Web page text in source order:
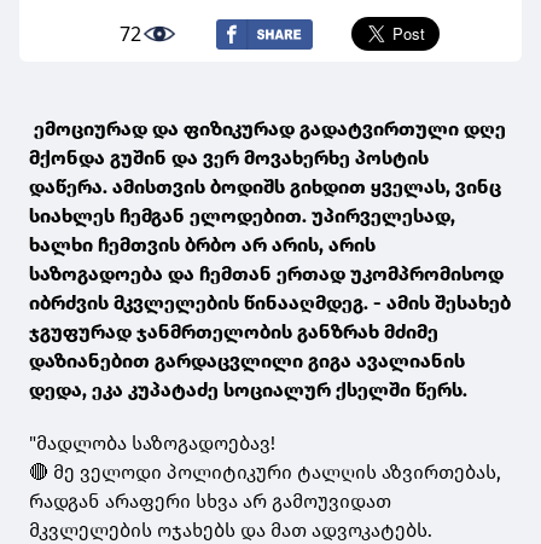
72
ემოციურად და ფიზიკურად გადატვირთული დღე
მქონდა გუშინ და ვერ მოვახერხე პოსტის
დაწერა. ამისთვის ბოდიშს გიხდით ყველას, ვინც
სიახლეს ჩემგან ელოდებით. უპირველესად,
ხალხი ჩემთვის ბრბო არ არის, არის
საზოგადოება და ჩემთან ერთად უკომპრომისოდ
იბრძვის მკვლელების წინააღმდეგ. - ამის შესახებ
ჯგუფურად ჯანმრთელობის განზრახ მძიმე
დაზიანებით გარდაცვლილი გიგა ავალიანის
დედა, ეკა კუპატაძე სოციალურ ქსელში წერს.
"მადლობა საზოგადოებავ!
🔴 მე ველოდი პოლიტიკური ტალღის აზვირთებას,
რადგან არაფერი სხვა არ გამოუვიდათ
მკვლელების ოჯახებს და მათ ადვოკატებს.